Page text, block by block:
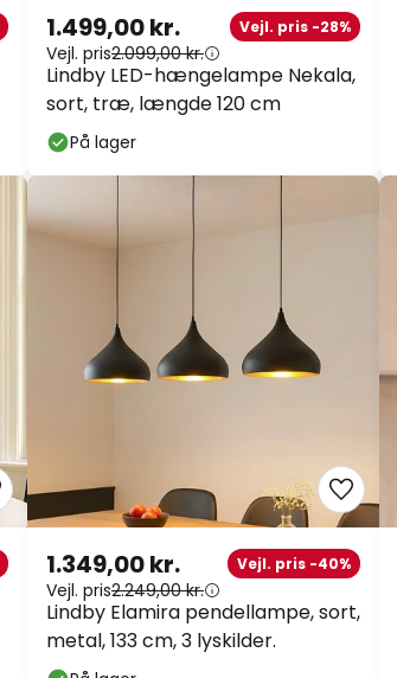
Lindby LED-hængelampe Nekala,
sort, træ, længde 120 cm
1.499,00 kr. Vejl. pris -28%
Vejl. pris2.099,00 kr.
På lager
Lindby Elamira pendellampe, sort,
metal, 133 cm, 3 lyskilder.
1.349,00 kr. Vejl. pris -40%
Vejl. pris2.249,00 kr.